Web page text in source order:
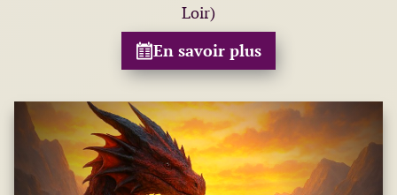
Loir)
En savoir plus